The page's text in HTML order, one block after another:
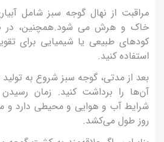
مراقبت از نهال گوجه سبز شامل
خاک و هرش می شود.همچنین، در
کودهای طبیعی یا شیمیایی برای
استفاده کنید.
بعد از مدتی، گوجه سبز شروع به
آن‌ها را برداشت کنید. زمان
روز طول می‌کشد.